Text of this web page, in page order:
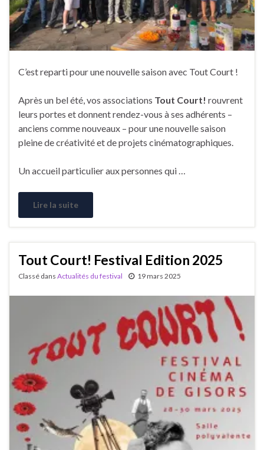
C’est reparti pour une nouvelle saison avec Tout Court !
Après un bel été, vos associations Tout Court! rouvrent
leurs portes et donnent rendez-vous à ses adhérents –
anciens comme nouveaux – pour une nouvelle saison
pleine de créativité et de projets cinématographiques.
Un accueil particulier aux personnes qui …
Lire la suite
Tout Court! Festival Edition 2025
Classé dans Actualités du festival 19 mars 2025